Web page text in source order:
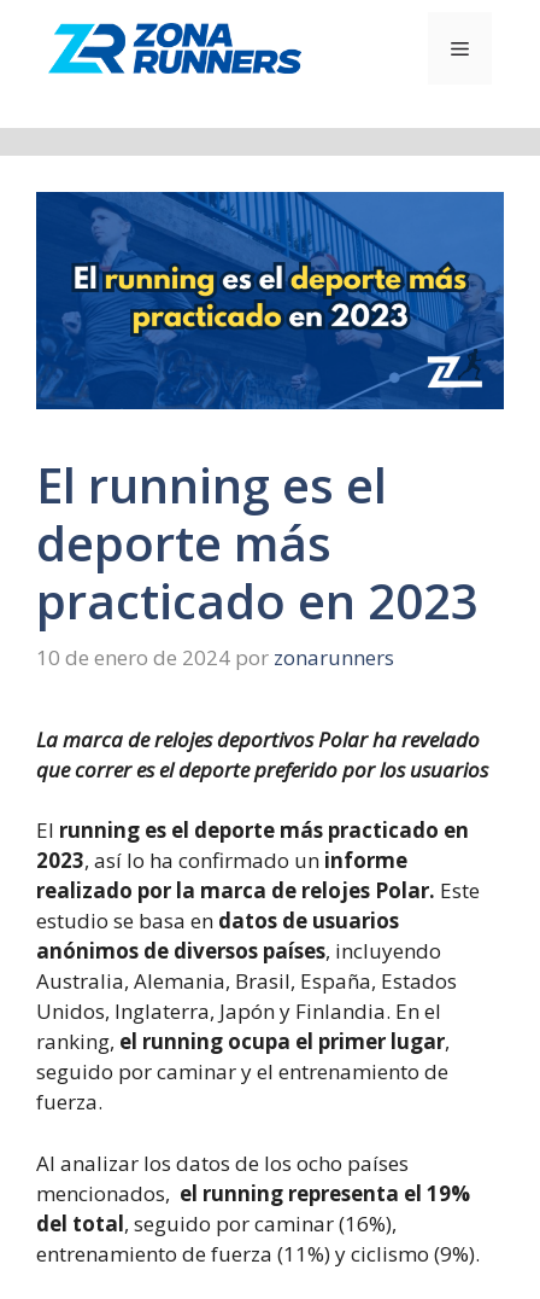
contenido
MENÚ
El running es el
deporte más
practicado en 2023
10 de enero de 2024 por zonarunners
La marca de relojes deportivos Polar ha revelado
que correr es el deporte preferido por los usuarios
El running es el deporte más practicado en
2023, así lo ha confirmado un informe
realizado por la marca de relojes Polar. Este
estudio se basa en datos de usuarios
anónimos de diversos países, incluyendo
Australia, Alemania, Brasil, España, Estados
Unidos, Inglaterra, Japón y Finlandia. En el
ranking, el running ocupa el primer lugar,
seguido por caminar y el entrenamiento de
fuerza.
Al analizar los datos de los ocho países
mencionados, el running representa el 19%
del total, seguido por caminar (16%),
entrenamiento de fuerza (11%) y ciclismo (9%).